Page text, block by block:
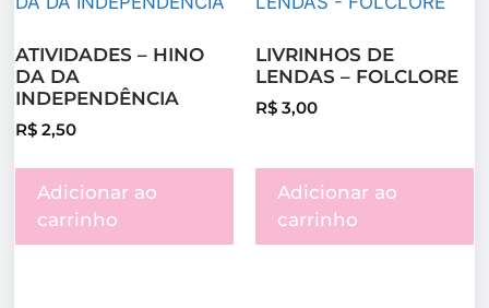
ATIVIDADES – HINO
DA DA
INDEPENDÊNCIA
R$ 2,50
Adicionar ao
carrinho
LIVRINHOS DE
LENDAS – FOLCLORE
R$ 3,00
Adicionar ao
carrinho